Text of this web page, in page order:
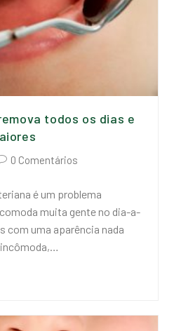
todos os dias e
0 Comentários
é um problema
muita gente no dia-a-
com uma aparência nada